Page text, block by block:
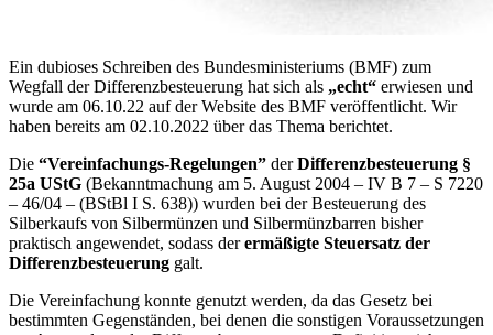
Ein dubioses Schreiben des Bundesministeriums (BMF) zum
Wegfall der Differenzbesteuerung hat sich als „echt“ erwiesen und
wurde am 06.10.22 auf der Website des BMF veröffentlicht. Wir
haben bereits am 02.10.2022 über das Thema berichtet.
Die “Vereinfachungs-Regelungen” derDifferenzbesteuerung §
25a UStG (Bekanntmachung am 5. August 2004 – IV B 7 – S 7220
– 46/04 – (BStBl I S. 638)) wurden bei der Besteuerung des
Silberkaufs von Silbermünzen und Silbermünzbarren bisher
praktisch angewendet, sodass derermäßigte Steuersatz der
Differenzbesteuerung galt.
Die Vereinfachung konnte genutzt werden, da das Gesetz bei
bestimmten Gegenständen, bei denen die sonstigen Voraussetzungen